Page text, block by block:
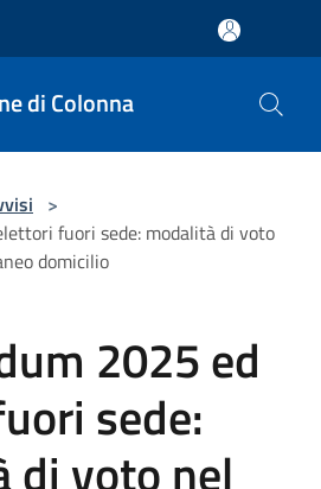
di Colonna
>
fuori sede: modalità di voto
domicilio
2025 ed
sede:
di voto nel